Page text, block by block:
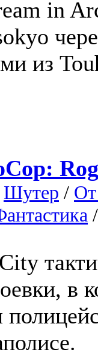
in
из
Шутер / От
в